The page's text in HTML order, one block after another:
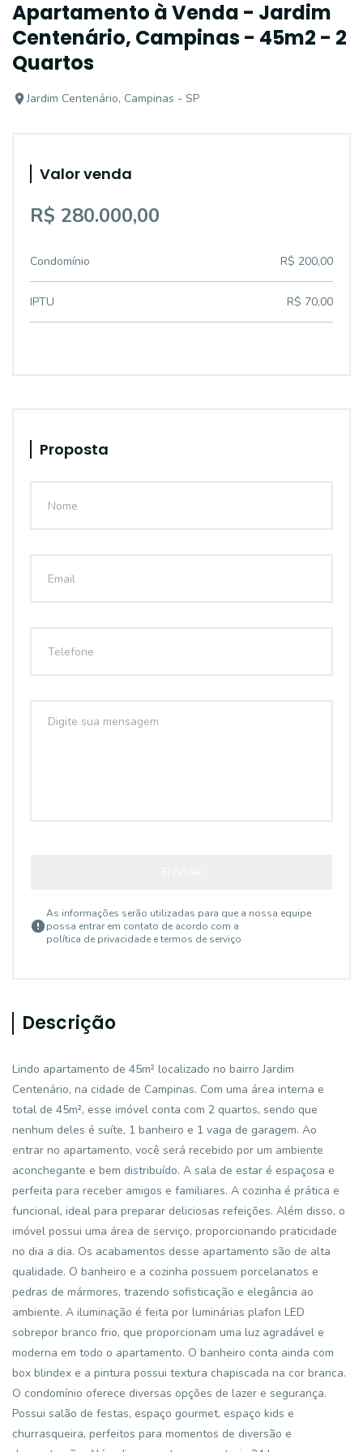
Apartamento à Venda - Jardim
Centenário, Campinas - 45m2 - 2
Quartos
Jardim Centenário, Campinas - SP
Valor venda
R$ 280.000,00
Condomínio R$ 200,00
IPTU R$ 70,00
Proposta
As informações serão utilizadas para que a nossa equipe
possa entrar em contato de acordo com a
política de privacidade e termos de serviço
Descrição
Lindo apartamento de 45m² localizado no bairro Jardim
Centenário, na cidade de Campinas. Com uma área interna e
total de 45m², esse imóvel conta com 2 quartos, sendo que
nenhum deles é suíte, 1 banheiro e 1 vaga de garagem. Ao
entrar no apartamento, você será recebido por um ambiente
aconchegante e bem distribuído. A sala de estar é espaçosa e
perfeita para receber amigos e familiares. A cozinha é prática e
funcional, ideal para preparar deliciosas refeições. Além disso, o
imóvel possui uma área de serviço, proporcionando praticidade
no dia a dia. Os acabamentos desse apartamento são de alta
qualidade. O banheiro e a cozinha possuem porcelanatos e
pedras de mármores, trazendo sofisticação e elegância ao
ambiente. A iluminação é feita por luminárias plafon LED
sobrepor branco frio, que proporcionam uma luz agradável e
moderna em todo o apartamento. O banheiro conta ainda com
box blindex e a pintura possui textura chapiscada na cor branca.
O condomínio oferece diversas opções de lazer e segurança.
Possui salão de festas, espaço gourmet, espaço kids e
churrasqueira, perfeitos para momentos de diversão e